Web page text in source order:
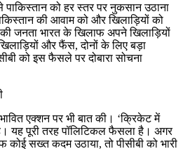
को हर स्तर पर नुकसान उठाना
की आवाम को और खिलाड़ियों को
जनता भारत के खिलाफ अपने खिलाड़ियों
और फैंस, दोनों के लिए बड़ा
को इस फैसले पर दोबारा सोचना
एक्शन पर भी बात की। ‘क्रिकेट में
यह पूरी तरह पॉलिटिकल फैसला है। अगर
सख्त कदम उठाया, तो पीसीबी को भारी